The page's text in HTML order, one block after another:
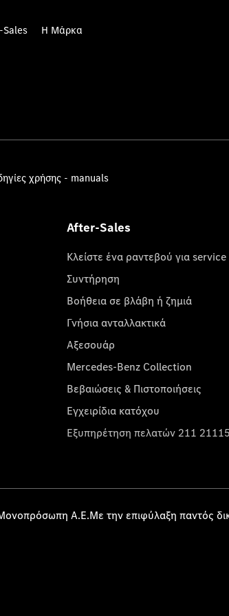
Η Μάρκα
χρήσης - manuals
After-Sales
Κλείστε ένα ραντεβού για service
Συντήρηση
Βοήθεια σε βλάβη ή ζημιά
Γνήσια ανταλλακτικά
Αξεσουάρ
Mercedes-Benz Collection
Βεβαιώσεις & Πιστοποιήσεις
Εγχειρίδια κατόχου
Εξυπηρέτηση πελατών 211
Α.Ε.Με την επιφύλαξη παντός